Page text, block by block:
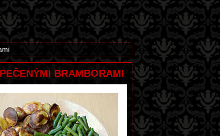
BRAMBORAMI